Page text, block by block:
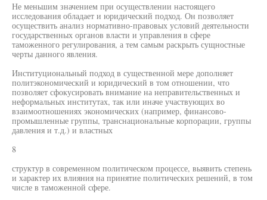
Не меньшим значением при осуществлении настоящего
исследования обладает и юридический подход. Он позволяет
осуществить анализ нормативно-правовых условий деятельности
государственных органов власти и управления в сфере
таможенного регулирования, а тем самым раскрыть сущностные
черты данного явления.
Институциональный подход в существенной мере дополняет
политэкономический и юридический в том отношении, что
позволяет сфокусировать внимание на неправительственных и
неформальных институтах, так или иначе участвующих во
взаимоотношениях экономических (например, финансово-
промышленные группы, транснациональные корпорации, группы
давления и т.д.) и властных
8
структур в современном политическом процессе, выявить степень
и характер их влияния на принятие политических решений, в том
числе в таможенной сфере.